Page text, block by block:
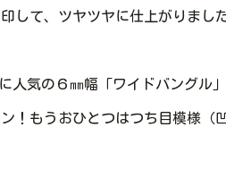
して、ツヤツヤに仕上がりまし
人気の６㎜幅「ワイドバングル」
！もうおひとつはつち目模様（